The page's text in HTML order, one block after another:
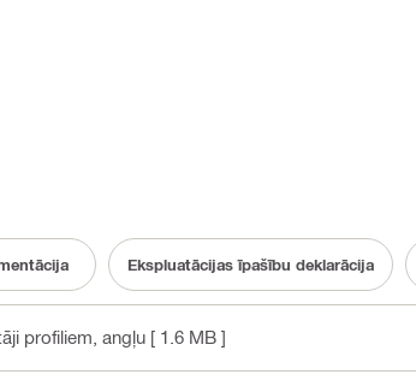
Ekspluatācijas īpašību deklarācija
profiliem , angļu [ 1.6 MB ]